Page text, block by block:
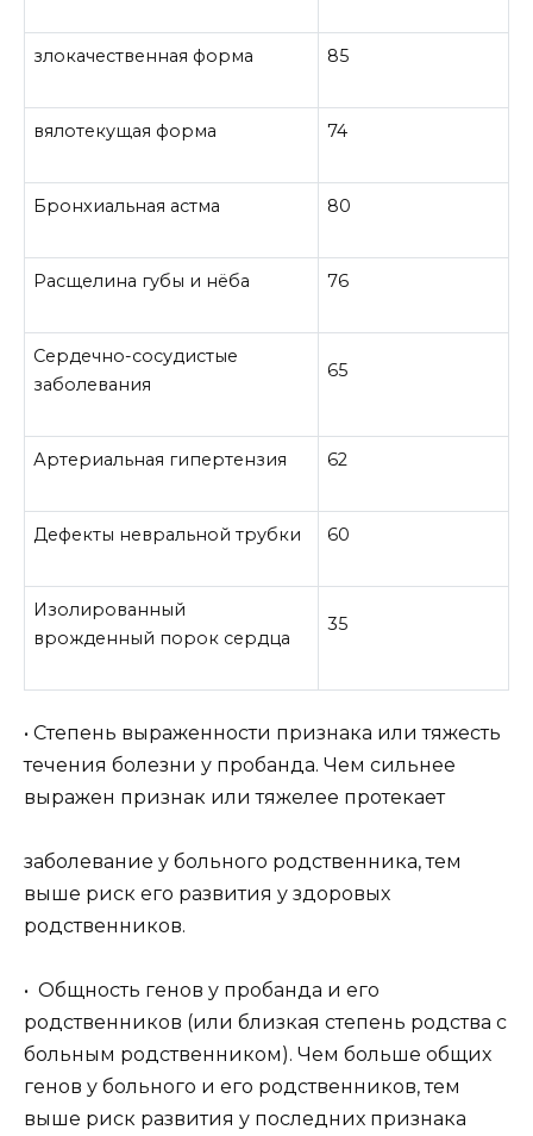
злокачественная форма 85
вялотекущая форма 74
Бронхиальная астма 80
Расщелина губы и нёба 76
Сердечно-сосудистые
заболевания
65
Артериальная гипертензия 62
Дефекты невральной трубки 60
Изолированный
врожденный порок сердца
35
• Степень выраженности признака или тяжесть
течения болезни у пробанда. Чем сильнее
выражен признак или тяжелее протекает
заболевание у больного родственника, тем
выше риск его развития у здоровых
родственников.
• Общность генов у пробанда и его
родственников (или близкая степень родства с
больным родственником). Чем больше общих
генов у больного и его родственников, тем
выше риск развития у последних признака